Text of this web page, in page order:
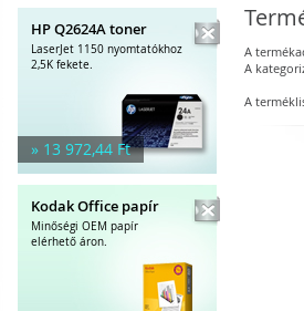
HP Q2624A toner
LaserJet 1150 nyomtatókhoz
2,5K fekete.
» 13 972,44 Ft
Kodak Office papír
Minőségi OEM papír
elérhető áron.
A
A
A